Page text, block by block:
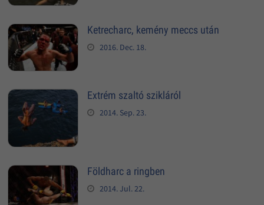
Ketrecharc, kemény meccs után
2016. Dec. 18.
Extrém szaltó szikláról
2014. Sep. 23.
Földharc a ringben
2014. Jul. 22.